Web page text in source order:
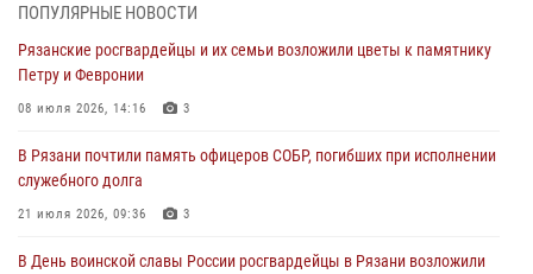
Для детей рязанских росгвардейцев в историческом музее провели
экскурсию по экспозиции, посвящённой губернской эпохе
В Управлении Росгвардии по Рязанской области состоялось
награждение военнослужащих государственными наградами
ПОПУЛЯРНЫЕ НОВОСТИ
Рязанские росгвардейцы и их семьи возложили цветы к памятнику
Петру и Февронии
08 июля 2026, 14:16 3
В Рязани почтили память офицеров СОБР, погибших при исполнении
служебного долга
21 июля 2026, 09:36 3
В День воинской славы России росгвардейцы в Рязани возложили